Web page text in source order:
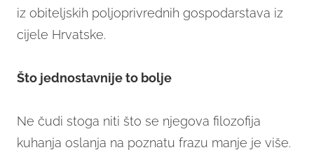
iz obiteljskih poljoprivrednih gospodarstava iz
cijele Hrvatske.
Što jednostavnije to bolje
Ne čudi stoga niti što se njegova filozofija
kuhanja oslanja na poznatu frazu manje je više.